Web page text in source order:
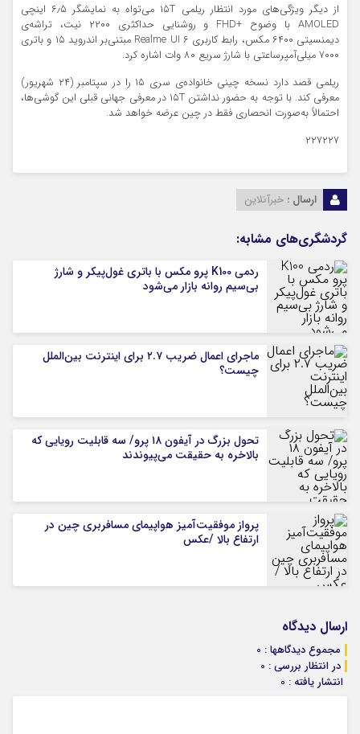
از دیگر ویژگی‌های مورد انتظار ریلمی ۱۵T می‌تواه به نمایشگر ۶٫۵ اینچی
AMOLED با وضوح +FHD و روشنایی حداکثری ۲۲۰۰ نیت، تراشه‌ی
دیمنسیتی ۶۴۰۰ مکس، رابط کاربری Realme UI ۶ مبتنی‌بر اندروید ۱۵ و باتری
۷۰۰۰ میلی‌آمپرساعتی با شارژ سریع ۸۰ وات اشاره کرد.
ریلمی قصد دارد نسخه چینی خانواده‌ی سری ۱۵ را در سپتامبر (۲۴ شهریور)
معرفی کند. با توجه به حضور نداشتن ۱۵T در معرفی جهانی قبلی این گوشی‌ها،
احتمالاً به‌صورت انحصاری فقط در چین عرضه خواهد شد.
۲۲۷۲۲۷
ارسال : خبرآنلاین
گردشگری‌های مشابه:
ردمی K100 پرو مکس با باتری غول‌پیکر و شارژ
بی‌سیم روانه بازار می‌شود
ماجرای اعمال ضریب ۲.۷ برای اینترنت بین‌الملل
چیست؟
تحول بزرگ در آیفون ۱۸ پرو/ سه قابلیت رویایی که
بالاخره به حقیقت می‌پیوندند
پرواز موفقیت‌آمیز هواپیمای مسافربری چین در
ارتفاع بالا /عکس
ارسال دیدگاه
مجموع دیدگاهها : 0
در انتظار بررسی : 0
انتشار یافته : 0